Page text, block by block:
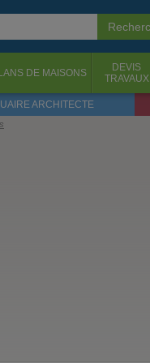
DE MAISONS
DEVIS
TRAVAUX
ARCHITECTE